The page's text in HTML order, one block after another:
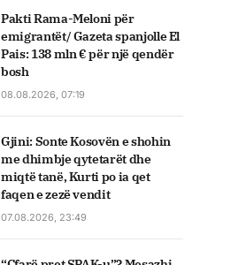
Pakti Rama-Meloni për
emigrantët/ Gazeta spanjolle El
Pais: 138 mln € për një qendër
bosh
08.08.2026, 07:19
Gjini: Sonte Kosovën e shohin
me dhimbje qytetarët dhe
miqtë tanë, Kurti po ia qet
faqen e zezë vendit
07.08.2026, 23:49